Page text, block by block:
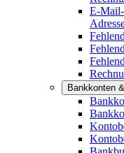
E-
Bankkonten